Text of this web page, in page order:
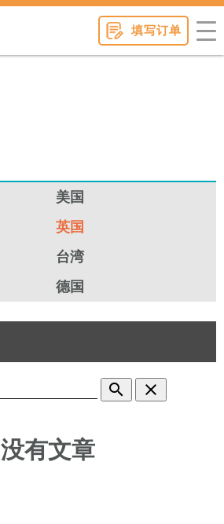
填写订单
美国
英国
台湾
德国
search clear
没有文章